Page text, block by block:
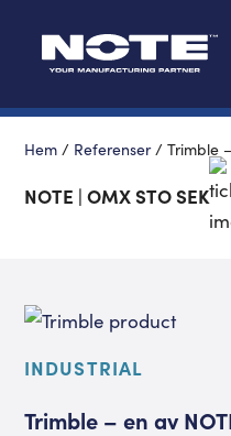
Hem / Referenser/Trimble
NOTE | OMX STO SEK
INDUSTRIAL
Trimble – en av